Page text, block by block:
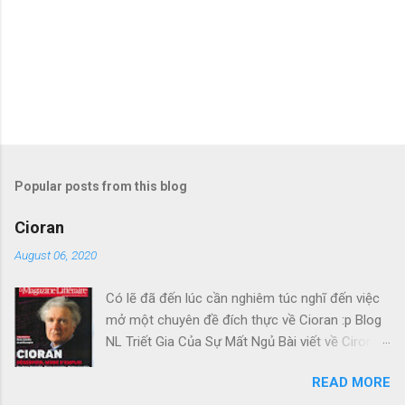
Popular posts from this blog
Cioran
August 06, 2020
Có lẽ đã đến lúc cần nghiêm túc nghĩ đến việc
mở một chuyên đề đích thực về Cioran :p Blog
NL Triết Gia Của Sự Mất Ngủ Bài viết về Ciroran
hoài, mà cứ lu bu hoài. Mới lật ra đi 1 đường
READ MORE